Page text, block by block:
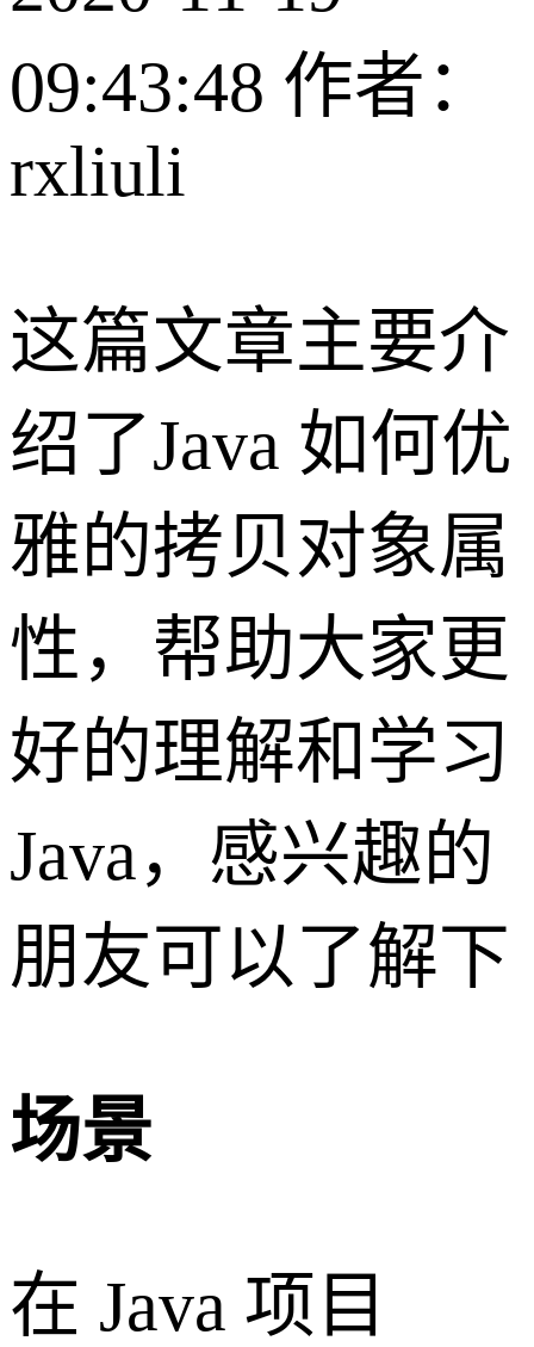
09:43:48 作者：
rxliuli
这篇文章主要介
绍了Java 如何优
雅的拷贝对象属
性，帮助大家更
好的理解和学习
Java，感兴趣的
朋友可以了解下
场景
在 Java 项目